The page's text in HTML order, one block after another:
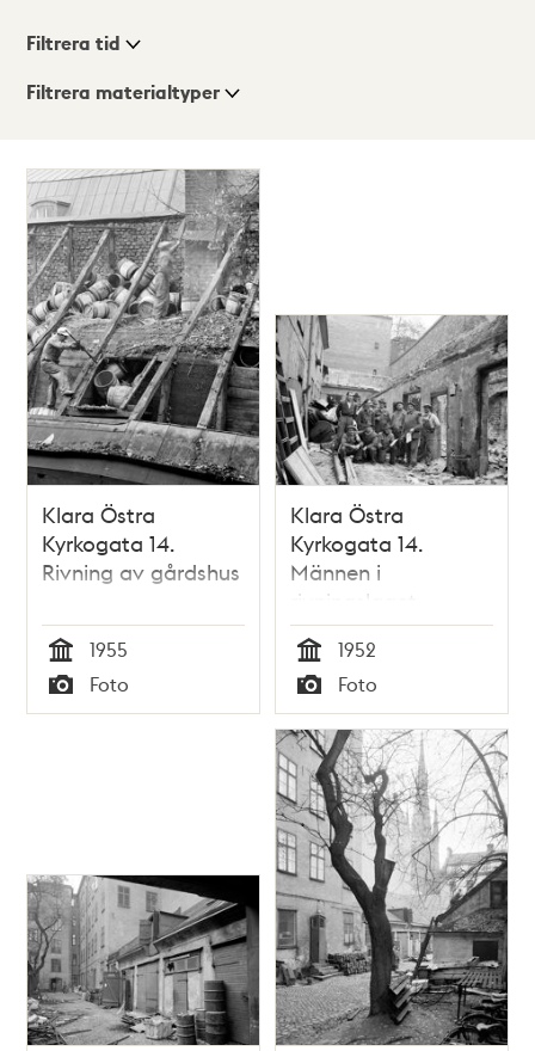
Visningsläge
ListaKarta
Filtrera tid
Filtrera materialtyper
träffar
Klara Östra
Kyrkogata 14.
Rivning av gårdshus
Tid
1955
Typ
Foto
Klara Östra
Kyrkogata 14.
Männen i
rivningslaget
Tid
1952
Typ
Foto